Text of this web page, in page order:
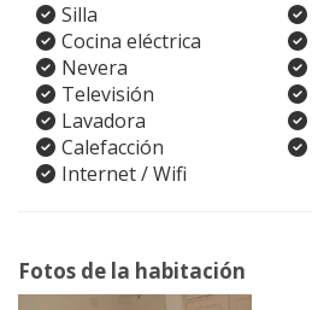
Silla
Cocina eléctrica
Nevera
Televisión
Lavadora
Calefacción
Internet / Wifi
Fotos de la habitación